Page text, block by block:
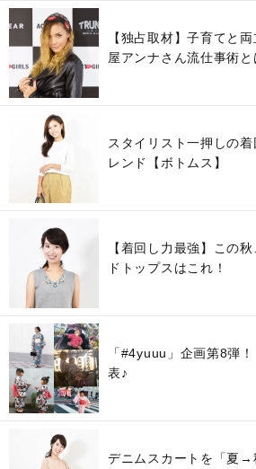
【独占取材】子育てと
屋アンナさん流仕事術と
スタイリスト一押しの
レンド【ボトムス】
【着回し力最強】この
ドトップスはこれ！
「#4yuuu」企画第8弾
表♪
デニムスカートを「夏→